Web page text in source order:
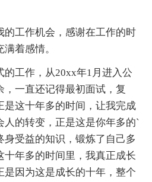
工作机会，感谢在工作的时
着感情。
工作，从20xx年1月进入公
一直还记得最初面试，复
是这十年多的时间，让我完成
人的转变，正是这是你年多的`
身受益的知识，锻炼了自己多
十年多的时间里，我真正成长
是因为这是成长的十年，整个